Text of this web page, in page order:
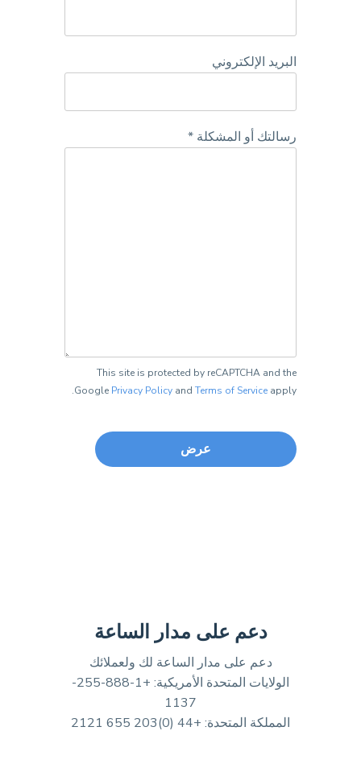
البريد الإلكتروني
رسالتك أو المشكلة *
This site is protected by reCAPTCHA and the
Google Privacy Policy and Terms of Service apply.
دعم على مدار الساعة
دعم على مدار الساعة لك ولعملائك
الولايات المتحدة الأمريكية: +1-888-255-
1137
المملكة المتحدة: +44 (0)203 655 2121